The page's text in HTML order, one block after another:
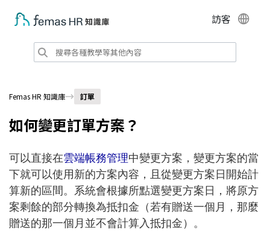
訪客
Femas HR 知識庫 訂單
如何變更訂單方案？
可以直接在雲端帳務管理中變更方案，變更方案的當
下就可以使用新的方案內容，且從變更方案日開始計
算新的區間。系統會根據所點選變更方案日，將原方
案剩餘的部分轉換為抵扣金（若有贈送一個月，那麼
贈送的那一個月並不會計算入抵扣金）。